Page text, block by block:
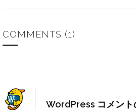
COMMENTS (1)
WordPress コメント